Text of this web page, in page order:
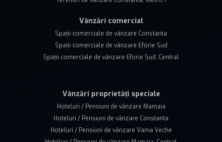
Vânzări comercial
Spații comerciale de vânzare Constanta
Spații comerciale de vânzare Eforie Sud
Spații comerciale de vânzare Eforie Sud, Central
Vânzări proprietăți speciale
Hoteluri / Pensiuni de vânzare Mamaia
Hoteluri / Pensiuni de vânzare Constanta
Hoteluri / Pensiuni de vânzare Vama Veche